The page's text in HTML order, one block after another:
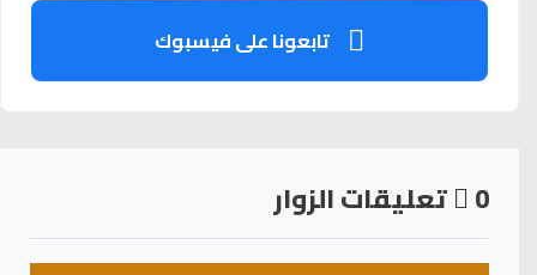
تابعونا على فيسبوك
0 تعليقات الزوار